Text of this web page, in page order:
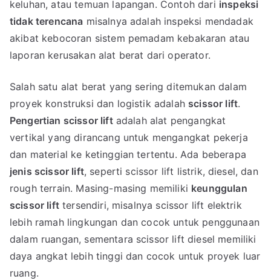
keluhan, atau temuan lapangan. Contoh dari inspeksi
tidak terencana misalnya adalah inspeksi mendadak
akibat kebocoran sistem pemadam kebakaran atau
laporan kerusakan alat berat dari operator.
Salah satu alat berat yang sering ditemukan dalam
proyek konstruksi dan logistik adalah scissor lift.
Pengertian scissor liftadalah alat pengangkat
vertikal yang dirancang untuk mengangkat pekerja
dan material ke ketinggian tertentu. Ada beberapa
jenis scissor lift, seperti scissor lift listrik, diesel, dan
rough terrain. Masing-masing memiliki keunggulan
scissor lifttersendiri, misalnya scissor lift elektrik
lebih ramah lingkungan dan cocok untuk penggunaan
dalam ruangan, sementara scissor lift diesel memiliki
daya angkat lebih tinggi dan cocok untuk proyek luar
ruang.